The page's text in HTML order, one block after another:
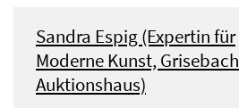
Sandra Espig (Expertin für
Moderne Kunst, Grisebach
Auktionshaus)